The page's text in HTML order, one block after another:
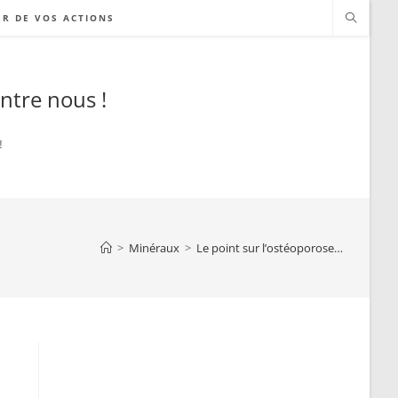
DE VOS ACTIONS
nous !
> Minéraux > Le point sur l’ostéoporose…